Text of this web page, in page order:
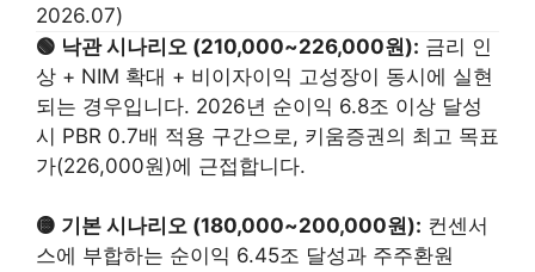
2026.07)
🟢 낙관 시나리오 (210,000~226,000원): 금리 인
상 + NIM 확대 + 비이자이익 고성장이 동시에 실현
되는 경우입니다. 2026년 순이익 6.8조 이상 달성
시 PBR 0.7배 적용 구간으로, 키움증권의 최고 목표
가(226,000원)에 근접합니다.
🟡 기본 시나리오 (180,000~200,000원): 컨센서
스에 부합하는 순이익 6.45조 달성과 주주환원